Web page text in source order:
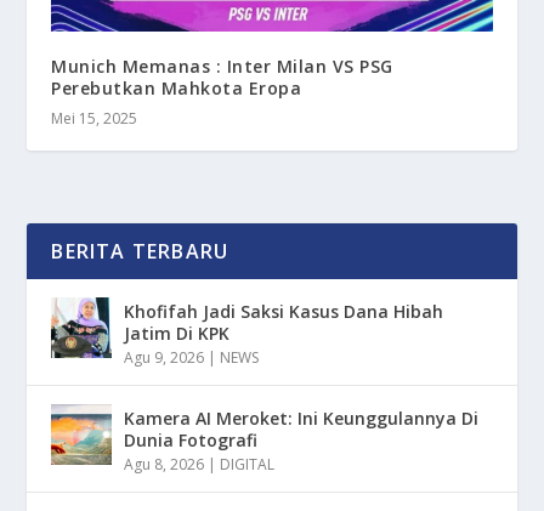
Munich Memanas : Inter Milan VS PSG
Perebutkan Mahkota Eropa
Mei 15, 2025
BERITA TERBARU
Khofifah Jadi Saksi Kasus Dana Hibah
Jatim Di KPK
Agu 9, 2026 | NEWS
Kamera AI Meroket: Ini Keunggulannya Di
Dunia Fotografi
Agu 8, 2026 | DIGITAL